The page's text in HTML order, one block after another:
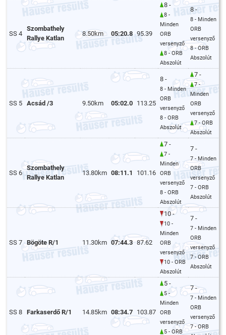
SS 4
Szombathely
Rallye Katlan
8.50km 05:20.8 95.39
8 -
8 -
Minden
ORB
versenyző
8 - ORB
Abszolút
8 -
8 - Minden
ORB
versenyző
8 - ORB
Abszolút
SS 5 Acsád /3 9.50km 05:02.0 113.25
8 -
8 - Minden
ORB
versenyző
8 - ORB
Abszolút
7 -
7 -
Minden
ORB
versenyző
7 - ORB
Abszolút
SS 6
Szombathely
Rallye Katlan
13.80km 08:11.1 101.16
7 -
7 -
Minden
ORB
versenyző
8 - ORB
Abszolút
7 -
7 - Minden
ORB
versenyző
7 - ORB
Abszolút
SS 7 Bögöte R/1 11.30km 07:44.3 87.62
10 -
10 -
Minden
ORB
versenyző
10 - ORB
Abszolút
7 -
7 - Minden
ORB
versenyző
7 - ORB
Abszolút
SS 8 Farkaserdő R/1 14.85km 08:34.7 103.87
5 -
5 -
Minden
ORB
versenyző
5 - ORB
7 -
7 - Minden
ORB
versenyző
7 - ORB